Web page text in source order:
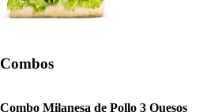
Combos
Combo Milanesa de Pollo 3 Quesos